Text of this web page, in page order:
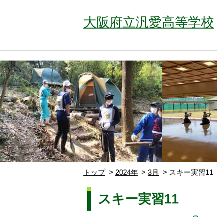
大阪府立汎愛高等学校
トップ 2024年 3月 スキー実習11
スキー実習11